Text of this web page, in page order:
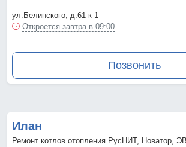
ул.Белинского, д.61 к 1
Откроется завтра в 09:00
Позвонить
Илан
Ремонт котлов отопления РусНИТ, Новатор,